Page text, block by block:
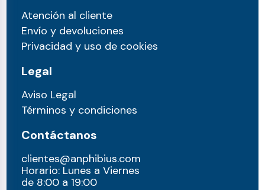
Atención al cliente
Envío y devoluciones
Privacidad y uso de cookies
Legal
Aviso Legal
Términos y condiciones
Contáctanos
clientes@anphibius.com
Horario: Lunes a Viernes
de 8:00 a 19:00